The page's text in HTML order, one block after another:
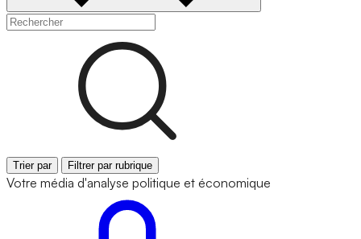
Trier par Filtrer par rubrique
Votre média d'analyse politique et économique